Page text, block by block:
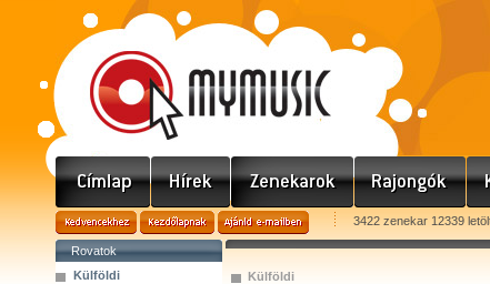
3422 zenekar 12339
Rovatok
Külföldi
Külföldi